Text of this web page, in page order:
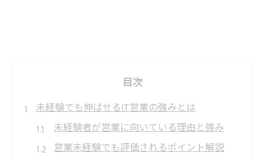
目次
未経験でも伸ばせるIT営業の強みとは
未経験者が営業に向いている理由と強み
営業未経験でも評価されるポイント解説